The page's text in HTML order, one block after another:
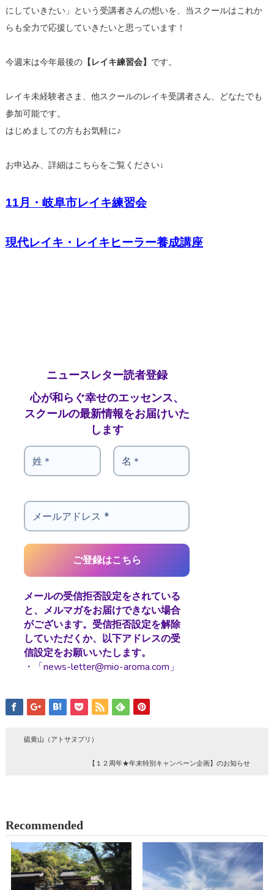
にしていきたい」という受講者さんの想いを、当スクールはこれか
らも全力で応援していきたいと思っています！
今週末は今年最後の【レイキ練習会】 です。
レイキ未経験者さま、他スクールのレイキ受講者さん、どなたでも
参加可能です。
はじめましての方もお気軽に♪
お申込み、詳細はこちらをご覧ください↓
11月・岐阜市レイキ練習会
現代レイキ・レイキヒーラー養成講座
ニュースレター読者登録
心が和らぐ幸せのエッセンス、
スクールの最新情報をお届けいた
します
メールの受信拒否設定をされている
と、メルマガをお届けできない場合
がございます。受信拒否設定を解除
していただくか、以下アドレスの受
信設定をお願いいたします。
・「news-letter@mio-aroma.com」
硫黄山（アトサヌプリ）
【１２周年★年末特別キャンペーン企画】のお知らせ
Recommended